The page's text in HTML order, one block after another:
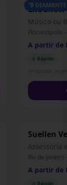
💎DIAMANTE
Life Show
Músico ou
Florianópolis -
A partir de
Rápido
💎 Solicite
Suellen
Eventos
Assessoria
Rio de Janeiro
A partir de
Rápido